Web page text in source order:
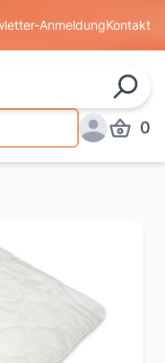
AnmeldungKontakt
0